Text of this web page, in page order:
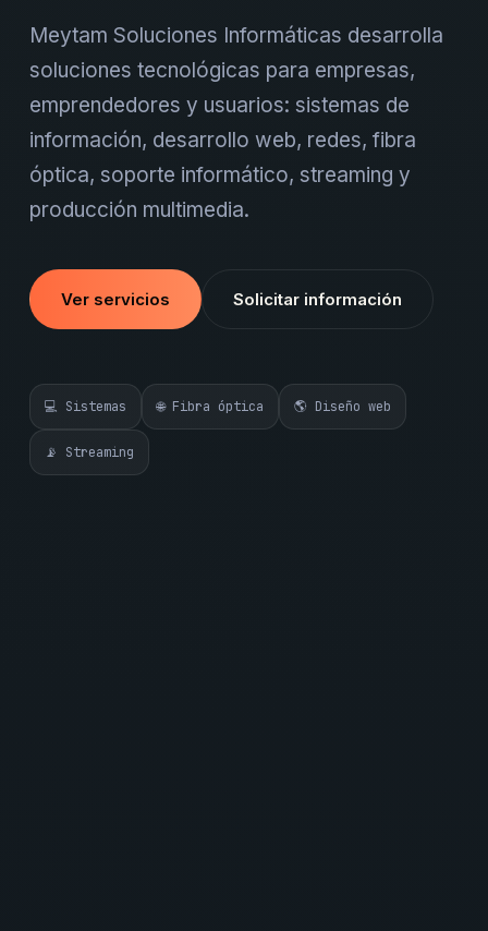
Meytam Soluciones Informáticas desarrolla
soluciones tecnológicas para empresas,
emprendedores y usuarios: sistemas de
información, desarrollo web, redes, fibra
óptica, soporte informático, streaming y
producción multimedia.
Ver servicios Solicitar información
💻 Sistemas 🌐 Fibra óptica 🌎 Diseño web
📡 Streaming